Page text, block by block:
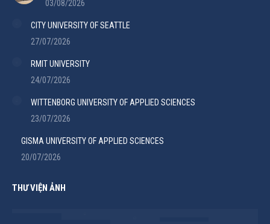
03/08/2026
CITY UNIVERSITY OF SEATTLE
27/07/2026
RMIT UNIVERSITY
24/07/2026
WITTENBORG UNIVERSITY OF APPLIED SCIENCES
23/07/2026
GISMA UNIVERSITY OF APPLIED SCIENCES
20/07/2026
THƯ VIỆN ẢNH